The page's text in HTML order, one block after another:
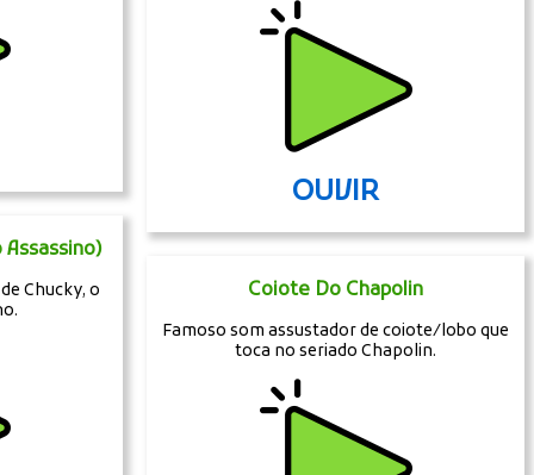
Assassino)
Chucky, o
OUVIR
Coiote Do Chapolin
Famoso som assustador de coiote/lobo que
toca no seriado Chapolin.